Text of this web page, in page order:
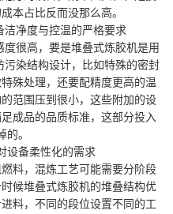
本占比反而没那么高。
洁净度与控温的严格要求
很高，要是堆叠式炼胶机是用
染结构设计，比如特殊的密封
殊处理，还要配精度更高的温
范围压到很小，这些附加的设
成品的品质标准，这部分投入
的。
设备柔性化的需求
料，混炼工艺可能需要分阶段
候堆叠式炼胶机的堆叠结构优
料，不同的段位设置不同的工